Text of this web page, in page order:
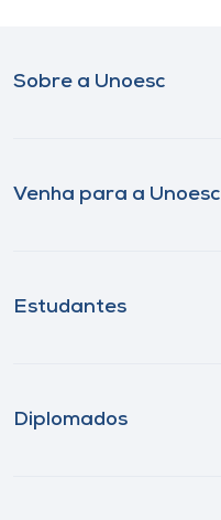
Sobre a Unoesc
Venha para a Unoesc
Estudantes
Diplomados